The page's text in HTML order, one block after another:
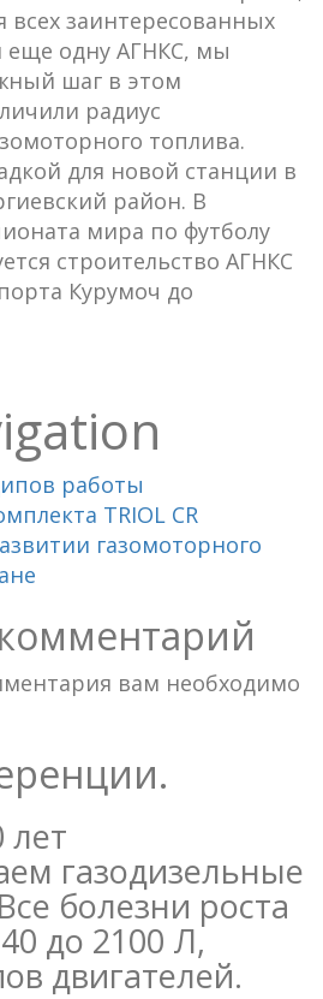
всех заинтересованных
еще одну АГНКС, мы
шаг в этом
радиус
топлива.
для новой станции в
район. В
мира по футболу
строительство АГНКС
Курумоч до
работы
TRIOL СR
газомоторного
вам необходимо
газодизельные
болезни роста
до 2100 Л,
двигателей.